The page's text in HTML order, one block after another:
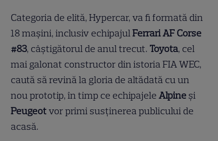
Categoria de elită, Hypercar, va fi formată din
18 mașini, inclusiv echipajulFerrari AF Corse
#83, câștigătorul de anul trecut. Toyota, cel
mai galonat constructor din istoria FIA WEC,
caută să revină la gloria de altădată cu un
nou prototip, în timp ce echipajeleAlpine și
Peugeot vor primi susținerea publicului de
acasă.